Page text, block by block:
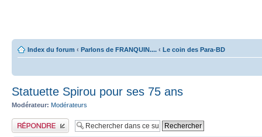
Index du forum ‹ Parlons de FRANQUIN.... ‹ Le coin des Para-BD
Statuette Spirou pour ses 75 ans
Modérateur: Modérateurs
Publier une réponse